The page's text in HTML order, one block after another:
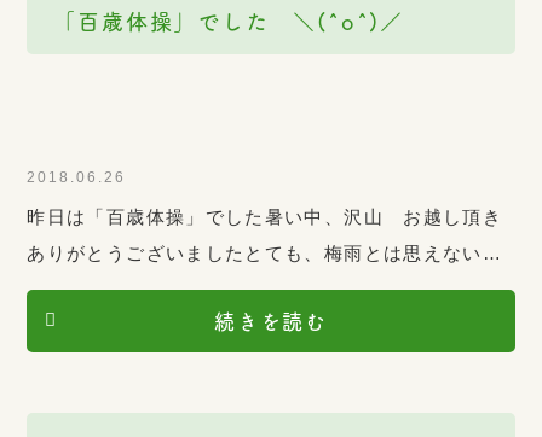
「百歳体操」でした ＼(^o^)／
2018.06.26
昨日は「百歳体操」でした暑い中、沢山 お越し頂き
ありがとうございましたとても、梅雨とは思えない、
毎日ですね水分補給お忘れなく 次回は、月日
（月）です 総合相談窓口めぐみ
続きを読む